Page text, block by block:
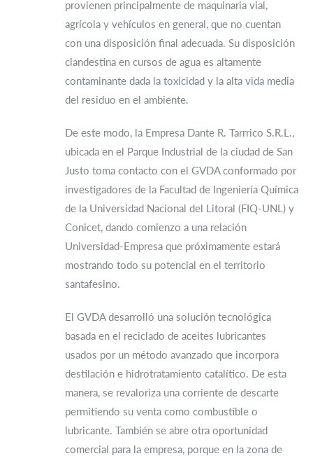
provienen principalmente de maquinaria vial,
agrícola y vehículos en general, que no cuentan
con una disposición final adecuada. Su disposición
clandestina en cursos de agua es altamente
contaminante dada la toxicidad y la alta vida media
del residuo en el ambiente.
De este modo, la Empresa Dante R. Tarrrico S.R.L.,
ubicada en el Parque Industrial de la ciudad de San
Justo toma contacto con el GVDA conformado por
investigadores de la Facultad de Ingeniería Química
de la Universidad Nacional del Litoral (FIQ-UNL) y
Conicet, dando comienzo a una relación
Universidad-Empresa que próximamente estará
mostrando todo su potencial en el territorio
santafesino.
El GVDA desarrolló una solución tecnológica
basada en el reciclado de aceites lubricantes
usados por un método avanzado que incorpora
destilación e hidrotratamiento catalítico. De esta
manera, se revaloriza una corriente de descarte
permitiendo su venta como combustible o
lubricante. También se abre otra oportunidad
comercial para la empresa, porque en la zona de